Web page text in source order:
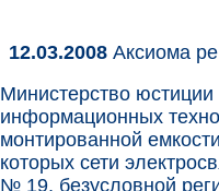
12.03.2008 Аксиома
Министерство
информационных
монтированной
которых сети
№ 19, безусловной